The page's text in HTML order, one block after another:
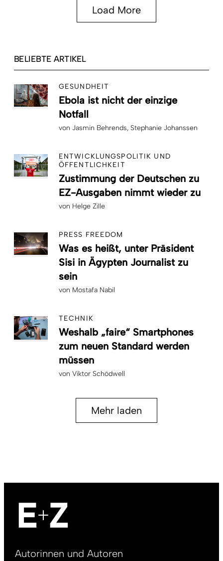
Load More
BELIEBTE ARTIKEL
GESUNDHEIT
Ebola ist nicht der einzige
Notfall
von Jasmin Behrends Stephanie Johanssen
ENTWICKLUNGSPOLITIK UND
ÖFFENTLICHKEIT
Zustimmung der Deutschen zu
EZ-Ausgaben nimmt wieder zu
von Helge Zille
PRESS FREEDOM
Was es heißt, unter Präsident
Sisi in Ägypten Journalist zu
sein
von Mostafa Nabil
TECHNIK
Weshalb „faire“ Smartphones
zum neuen Standard werden
müssen
von Viktor Schödwell
Mehr laden
Footer
Autorinnen und Autoren